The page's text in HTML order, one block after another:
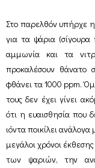
Στο παρελθόν υπήρχε η
για τα ψάρια
αμμωνία και τα
προκαλέσουν θάνατο
φθάνει τα 1000 ppm.
τους δεν έχει γίνει
ότι η ευαισθησία που
ιόντα ποικίλει
μεγάλοι χρόνοι
των ψαριών, την